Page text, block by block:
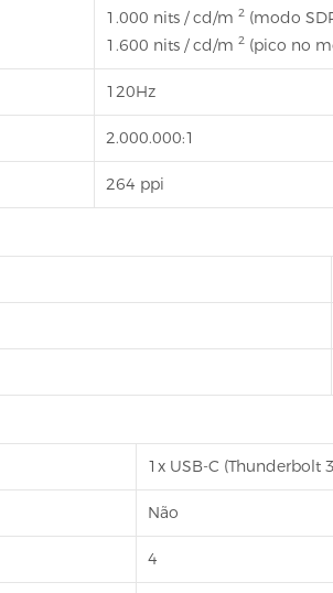
1.000 nits / cd/m 2 (modo
1.600 nits / cd/m 2 (pico no
120Hz
2.000.000:1
264 ppi
1x USB-C (Thunderbolt
Não
4